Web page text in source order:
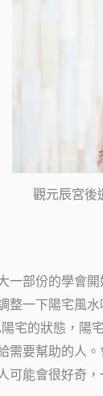
觀元辰宮後
部份的學會
一下陽宅風
宅的狀態，
要幫助的人
能會很好奇